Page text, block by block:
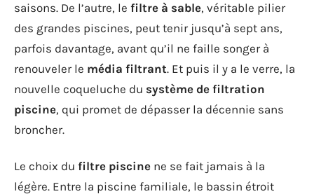
saisons. De l’autre, le filtre à sable, véritable pilier
des grandes piscines, peut tenir jusqu’à sept ans,
parfois davantage, avant qu’il ne faille songer à
renouveler le média filtrant. Et puis il y a le verre, la
nouvelle coqueluche du système de filtration
piscine, qui promet de dépasser la décennie sans
broncher.
Le choix du filtre piscine ne se fait jamais à la
légère. Entre la piscine familiale, le bassin étroit